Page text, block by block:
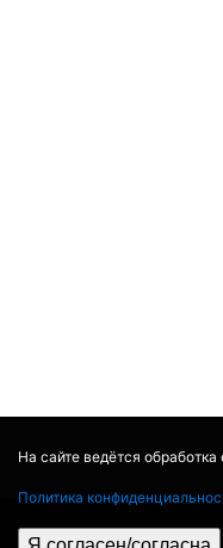
На сайте ведётся
Политика
© 2017 -